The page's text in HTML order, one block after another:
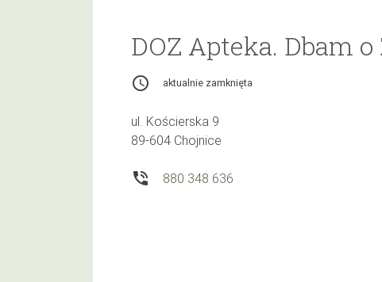
DOZ Apteka. Dbam
access_time aktualnie zamknięta
ul. Kościerska 9
89-604 Chojnice
phone_in_talk 880 348 636